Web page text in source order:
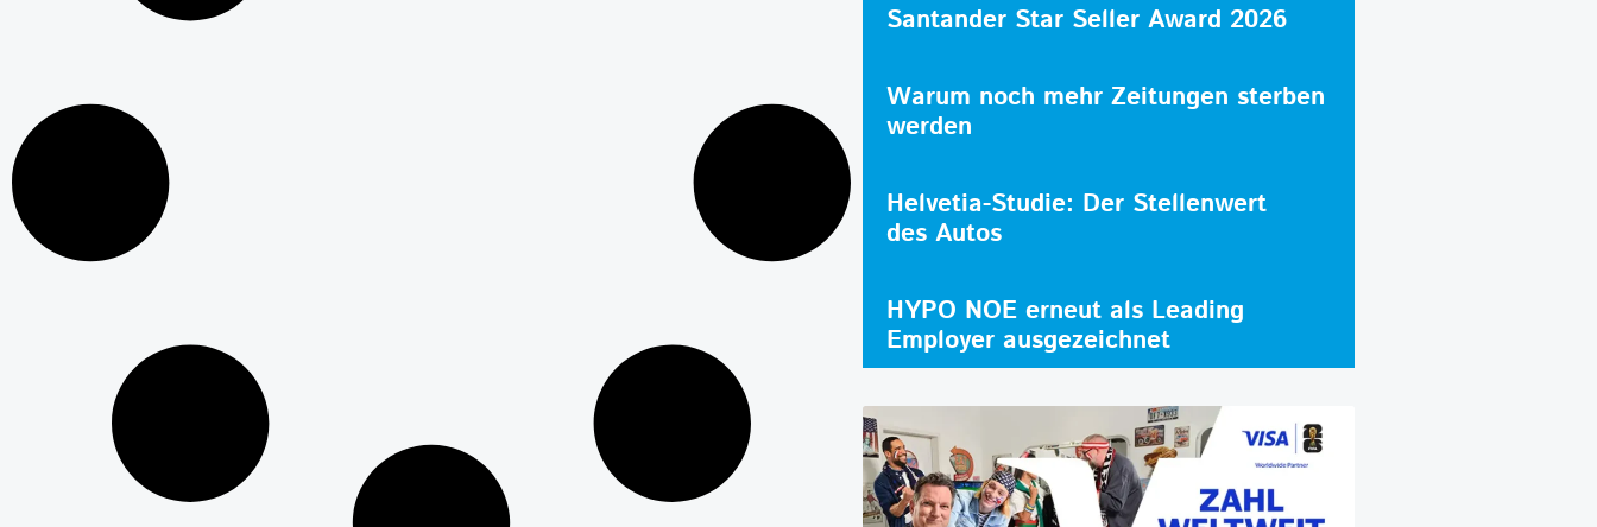
Santander Star Seller Award 2026
Warum noch mehr Zeitungen sterben
werden
Helvetia-Studie: Der Stellenwert
des Autos
HYPO NOE erneut als Leading
Employer ausgezeichnet